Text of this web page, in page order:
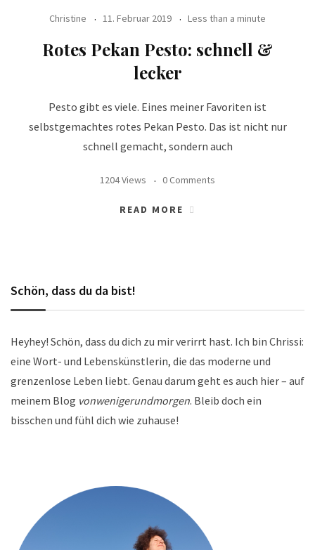
Christine 11. Februar 2019 Less than a minute
Rotes Pekan Pesto: schnell &
lecker
Pesto gibt es viele. Eines meiner Favoriten ist
selbstgemachtes rotes Pekan Pesto. Das ist nicht nur
schnell gemacht, sondern auch
1204 Views 0 Comments
READ MORE
Schön, dass du da bist!
Heyhey! Schön, dass du dich zu mir verirrt hast. Ich bin Chrissi:
eine Wort- und Lebenskünstlerin, die das moderne und
grenzenlose Leben liebt. Genau darum geht es auch hier – auf
meinem Blog vonwenigerundmorgen. Bleib doch ein
bisschen und fühl dich wie zuhause!